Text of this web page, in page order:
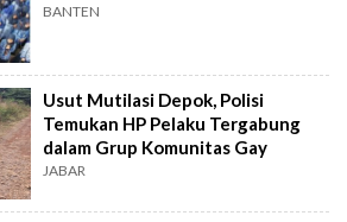
BANTEN
Usut Mutilasi Depok, Polisi
Temukan HP Pelaku Tergabung
dalam Grup Komunitas Gay
JABAR